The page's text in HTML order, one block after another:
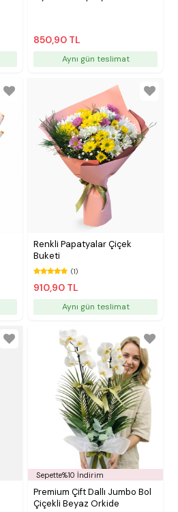
850,90 TL
Aynı gün teslimat
Renkli Papatyalar Çiçek
Buketi
(1)
910,90 TL
Aynı gün teslimat
Sepette%10 İndirim
Premium Çift Dallı Jumbo Bol
Çiçekli Beyaz Orkide